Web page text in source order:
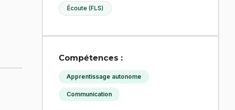
Écoute (FLS)
Compétences :
Apprentissage autonome
Communication